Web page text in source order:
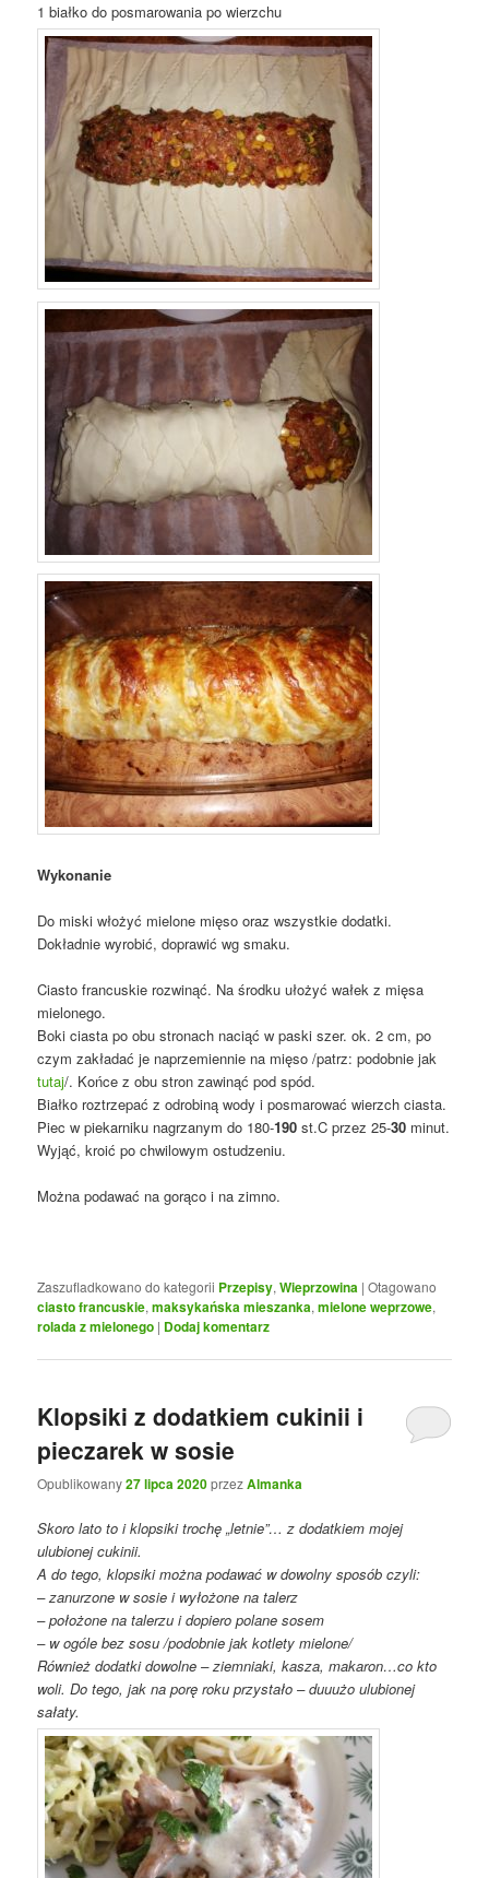
1 białko do posmarowania po wierzchu
Wykonanie
Do miski włożyć mielone mięso oraz wszystkie dodatki.
Dokładnie wyrobić, doprawić wg smaku.
Ciasto francuskie rozwinąć. Na środku ułożyć wałek z mięsa
mielonego.
Boki ciasta po obu stronach naciąć w paski szer. ok. 2 cm, po
czym zakładać je naprzemiennie na mięso /patrz: podobnie jak
tutaj/. Końce z obu stron zawinąć pod spód.
Białko roztrzepać z odrobiną wody i posmarować wierzch ciasta.
Piec w piekarniku nagrzanym do 180-190 st.C przez 25-30 minut.
Wyjąć, kroić po chwilowym ostudzeniu.
Można podawać na gorąco i na zimno.
Zaszufladkowano do kategorii Przepisy,Wieprzowina |Otagowano
ciasto francuskie,maksykańska mieszanka,mielone weprzowe,
rolada z mielonego | Dodaj komentarz
Klopsiki z dodatkiem cukinii i
pieczarek w sosie
Opublikowany27 lipca 2020przezAlmanka
Skoro lato to i klopsiki trochę „letnie”… z dodatkiem mojej
ulubionej cukinii.
A do tego, klopsiki można podawać w dowolny sposób czyli:
– zanurzone w sosie i wyłożone na talerz
– położone na talerzu i dopiero polane sosem
– w ogóle bez sosu /podobnie jak kotlety mielone/
Również dodatki dowolne – ziemniaki, kasza, makaron…co kto
woli. Do tego, jak na porę roku przystało – duuużo ulubionej
sałaty.